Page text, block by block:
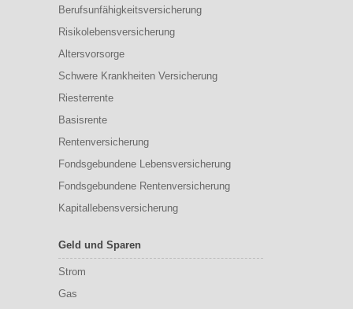
Berufs­unfähigkeitsversicherung
Risikolebensversicherung
Altersvorsorge
Schwere Krankheiten Versicherung
Riesterrente
Basisrente
Rentenversicherung
Fondsgebundene Lebensversicherung
Fondsgebundene Rentenversicherung
Kapitallebensversicherung
Geld und Sparen
Strom
Gas